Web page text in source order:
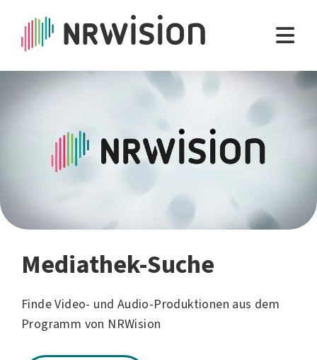
Mediathek-Suche
Finde Video- und Audio-Produktionen aus dem
Programm von NRWision